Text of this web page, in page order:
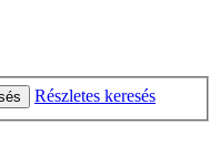
Részletes keresés